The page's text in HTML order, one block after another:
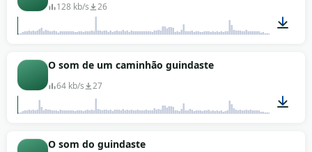
128 kb/s 26
O som de um caminhão guindaste
64 kb/s 27
O som do guindaste